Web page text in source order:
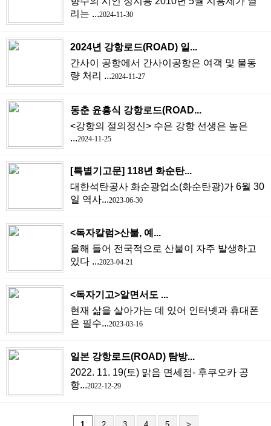
리는 ...2024-11-30
2024년 강항로드(ROAD) 일...
간사이 공항에서 간사이공항은 여객 및 물동
량 처리 ...2024-11-27
동춘 윤흥식 강항로드(ROAD...
<강항의 절의정신> 수은 강항 선생은 높은
...2024-11-25
[특별기고문] 118년 화순탄...
대한석탄공사 화순광업소(화순탄광)가 6월 30
일 역사...2023-06-30
<독자칼럼>산불, 예...
올해 들어 전국적으로 산불이 자주 발생하고
있다 ...2023-04-21
<독자기고>알면서도 ...
현재 삶을 살아가는 데 있어 인터넷과 휴대폰
은 필수...2023-03-16
일본 강항로드(ROAD) 탐방...
2022. 11. 19(토) 맑음 면세점- 후쿠오카 공
항...2022-12-29